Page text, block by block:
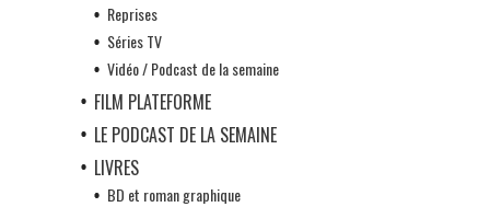
Reprises
Séries TV
Vidéo / Podcast de la semaine
FILM PLATEFORME
LE PODCAST DE LA SEMAINE
LIVRES
BD et roman graphique